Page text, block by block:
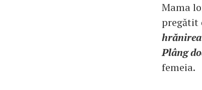
Mama
pregătit
Plâng
femeia.